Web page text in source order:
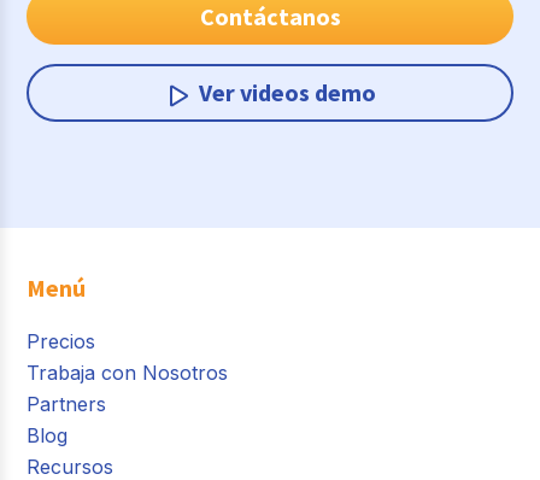
Contáctanos
Ver videos demo
Menú
Precios
Trabaja con Nosotros
Partners
Blog
Recursos